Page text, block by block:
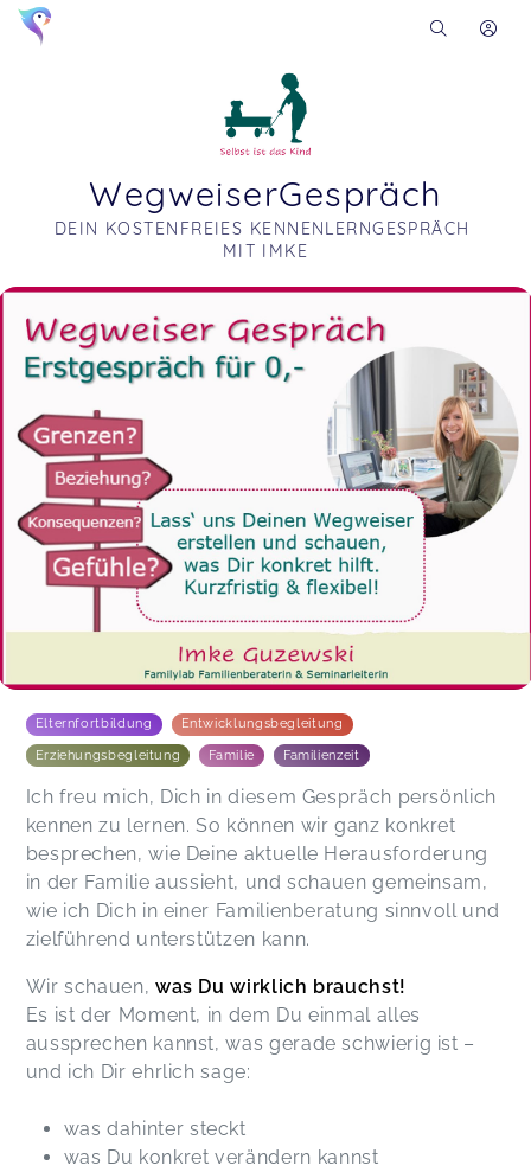
WegweiserGespräch
DEIN KOSTENFREIES KENNENLERNGESPRÄCH
MIT IMKE
Soon you will learn more about me here...
Elternfortbildung Entwicklungsbegleitung
Erziehungsbegleitung Familie Familienzeit
Ich freu mich, Dich in diesem Gespräch persönlich
kennen zu lernen. So können wir ganz konkret
besprechen, wie Deine aktuelle Herausforderung
in der Familie aussieht, und schauen gemeinsam,
wie ich Dich in einer Familienberatung sinnvoll und
zielführend unterstützen kann.
Wir schauen, was Du wirklich brauchst!
Es ist der Moment, in dem Du einmal alles
aussprechen kannst, was gerade schwierig ist –
und ich Dir ehrlich sage:
was dahinter steckt
was Du konkret verändern kannst